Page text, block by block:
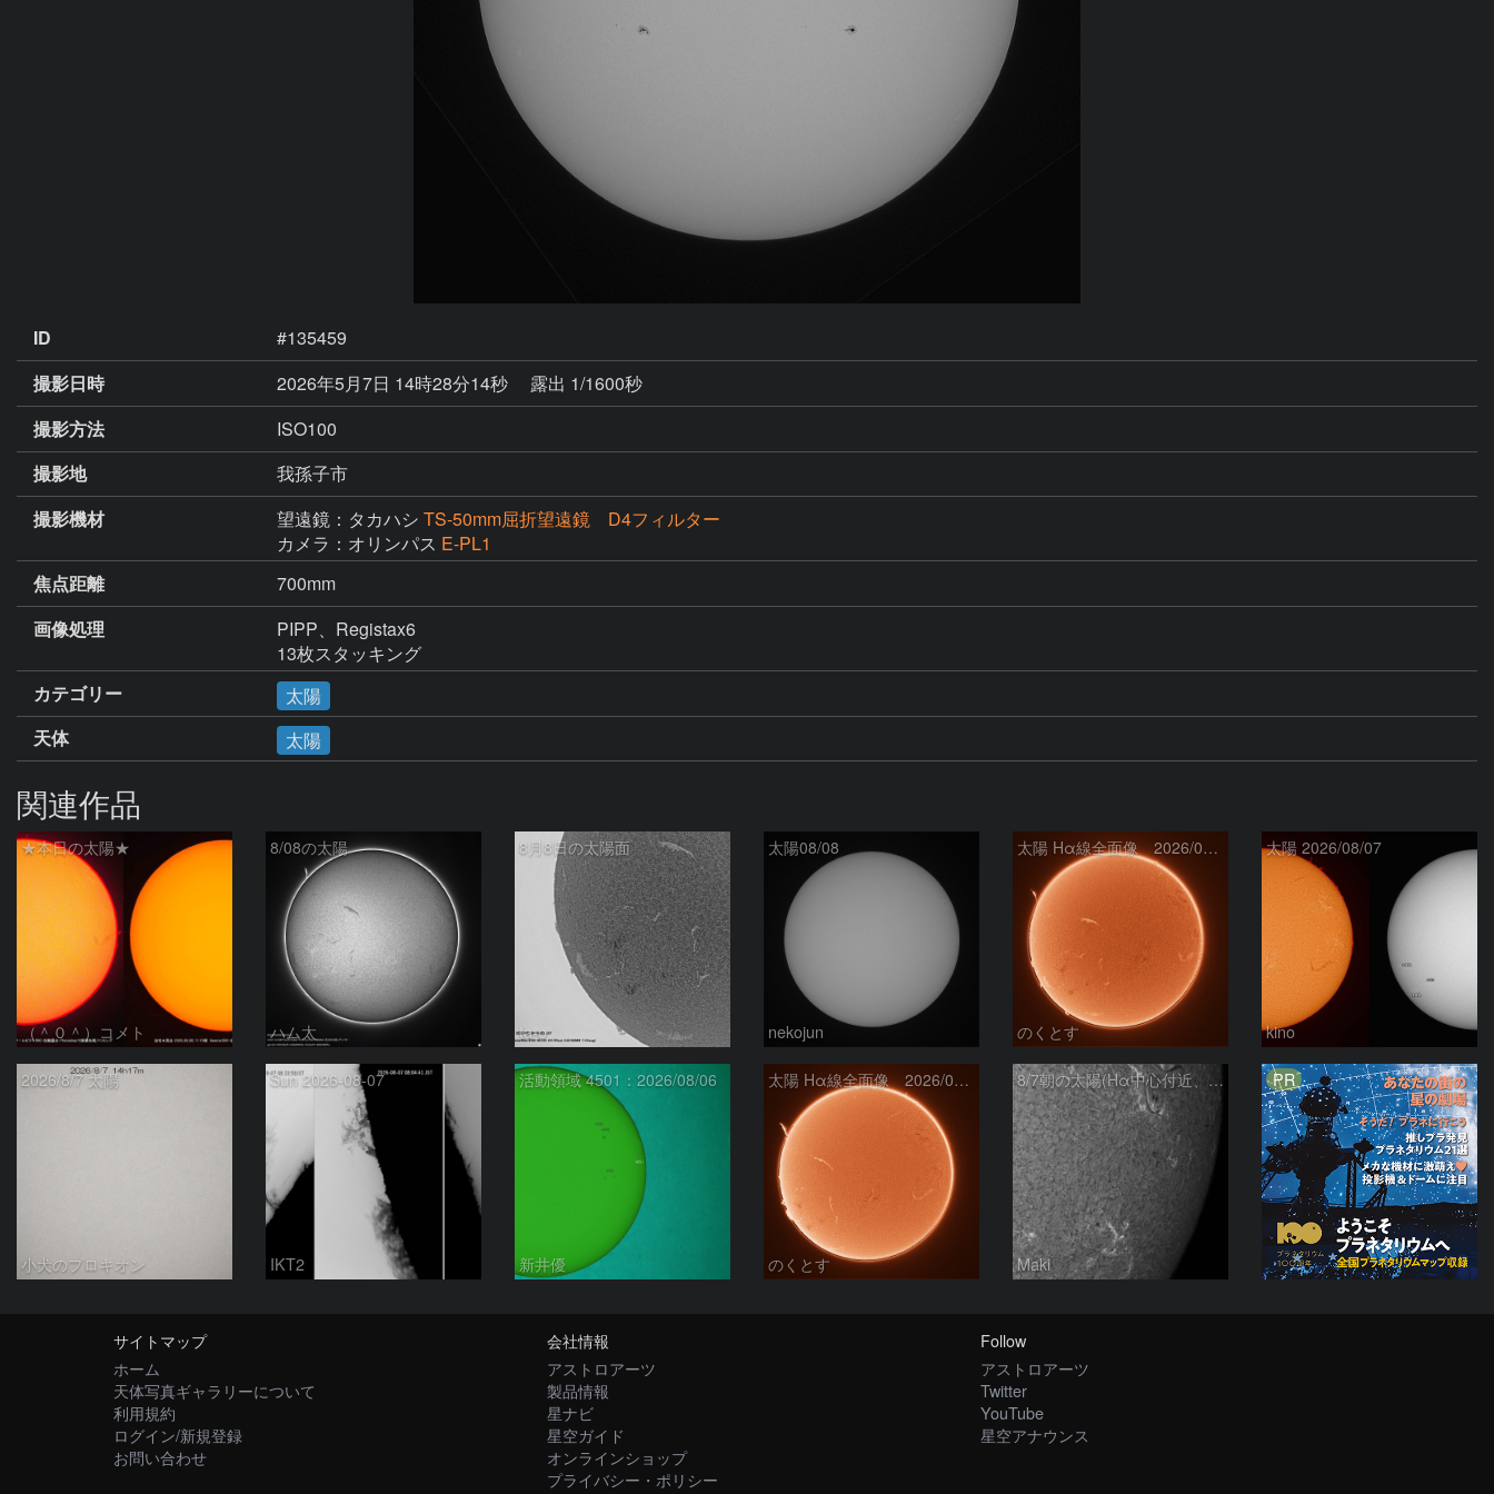
ID
#135459
撮影日時
2026年5月7日 14時28分14秒
露出 1/1600秒
撮影方法
ISO100
撮影地
我孫子市
撮影機材
望遠鏡：タカハシ TS-50mm屈折望遠鏡 D4フィルター
カメラ：オリンパス E-PL1
焦点距離
700mm
画像処理
PIPP、Registax6
13枚スタッキング
カテゴリー
太陽
天体
太陽
関連作品
★本日の太陽★
（＾０＾）コメト
8/08の太陽
ハム太
8月8日の太陽面
ta-o
太陽08/08
nekojun
太陽 Hα線全面像 2026/08/08
のくとす
太陽 2026/08/07
kino
2026/8/7 太陽
小犬のプロキオン
Sun 2026-08-07
IKT2
活動領域 4501：2026/08/06
新井優
太陽 Hα線全面像 2026/08/07
のくとす
8/7朝の太陽(Hα中心付近、4498、4502付近)
Maki
PR
サイトマップ
ホーム
天体写真ギャラリーについて
利用規約
ログイン/新規登録
お問い合わせ
会社情報
アストロアーツ
製品情報
星ナビ
星空ガイド
オンラインショップ
プライバシー・ポリシー
Follow
アストロアーツ
Twitter
YouTube
星空アナウンス